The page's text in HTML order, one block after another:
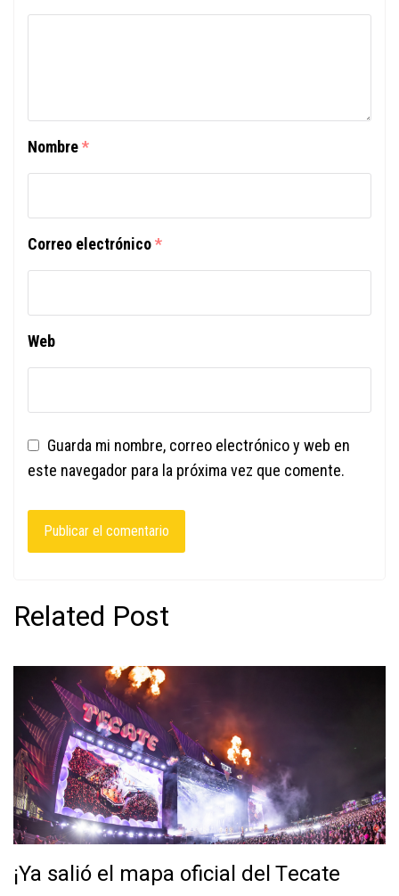
Nombre*
Correo electrónico*
Web
Guarda mi nombre, correo electrónico y web en
este navegador para la próxima vez que comente.
Related Post
¡Ya salió el mapa oficial del Tecate